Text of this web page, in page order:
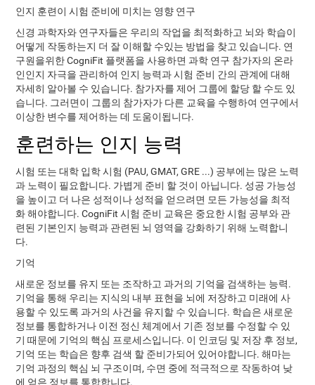
인지 훈련이 시험 준비에 미치는 영향 연구
신경 과학자와 연구자들은 우리의 작업을 최적화하고 뇌와 학습이
어떻게 작동하는지 더 잘 이해할 수있는 방법을 찾고 있습니다. 연
구원을위한 CogniFit 플랫폼을 사용하면 과학 연구 참가자의 온라
인인지 자극을 관리하여 인지 능력과 시험 준비 간의 관계에 대해
자세히 알아볼 수 있습니다. 참가자를 제어 그룹에 할당 할 수도 있
습니다. 그러면이 그룹의 참가자가 다른 교육을 수행하여 연구에서
이상한 변수를 제어하는 ​​데 도움이됩니다.
훈련하는 인지 능력
시험 또는 대학 입학 시험 (PAU, GMAT, GRE ...) 공부에는 많은 노력
과 노력이 필요합니다. 가볍게 준비 할 것이 아닙니다. 성공 가능성
을 높이고 더 나은 성적이나 성적을 얻으려면 모든 가능성을 최적
화 해야합니다. CogniFit 시험 준비 교육은 중요한 시험 공부와 관
련된 기본인지 능력과 관련된 뇌 영역을 강화하기 위해 노력합니
다.
기억
새로운 정보를 유지 또는 조작하고 과거의 기억을 검색하는 능력.
기억을 통해 우리는 지식의 내부 표현을 뇌에 저장하고 미래에 사
용할 수 있도록 과거의 사건을 유지할 수 있습니다. 학습은 새로운
정보를 통합하거나 이전 정신 체계에서 기존 정보를 수정할 수 있
기 때문에 기억의 핵심 프로세스입니다. 이 인코딩 및 저장 후 정보,
기억 또는 학습은 향후 검색 할 준비가되어 있어야합니다. 해마는
기억 과정의 핵심 뇌 구조이며, 수면 중에 적극적으로 작동하여 낮
에 얻은 정보를 통합합니다.